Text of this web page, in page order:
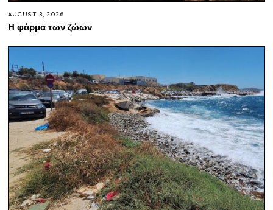
AUGUST 3, 2026
Η φάρμα των ζώων